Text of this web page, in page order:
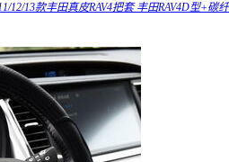
12/13款丰田真皮RAV4把套 丰田RAV4D型+碳纤